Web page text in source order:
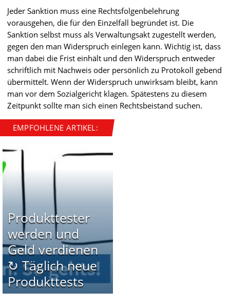
Jeder Sanktion muss eine Rechtsfolgenbelehrung
vorausgehen, die für den Einzelfall begründet ist. Die
Sanktion selbst muss als Verwaltungsakt zugestellt werden,
gegen den man Widerspruch einlegen kann. Wichtig ist, dass
man dabei die Frist einhält und den Widerspruch entweder
schriftlich mit Nachweis oder persönlich zu Protokoll gebend
übermittelt. Wenn der Widerspruch unwirksam bleibt, kann
man vor dem Sozialgericht klagen. Spätestens zu diesem
Zeitpunkt sollte man sich einen Rechtsbeistand suchen.
EMPFOHLENE ARTIKEL:
Produkttester
werden und
Geld verdienen
↻ Täglich neue
Produkttests